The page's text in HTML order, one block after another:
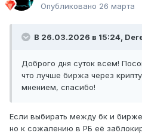
Опубликовано 26 марта
В 26.03.2026 в 15:24,
Доброго дня суток всем!
что лучше биржа через
мнением, спасибо!
Если выбирать между бк и
но к сожалению в РБ её